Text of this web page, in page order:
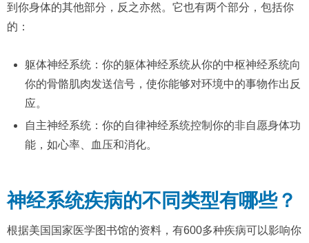
到你身体的其他部分，反之亦然。它也有两个部分，包括你
的：
躯体神经系统：你的躯体神经系统从你的中枢神经系统向
你的骨骼肌肉发送信号，使你能够对环境中的事物作出反
应。
自主神经系统：你的自律神经系统控制你的非自愿身体功
能，如心率、血压和消化。
神经系统疾病的不同类型有哪些？
根据美国国家医学图书馆的资料，有600多种疾病可以影响你